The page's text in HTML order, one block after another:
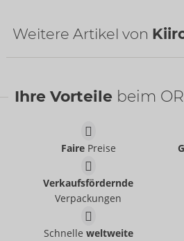
Weitere Artikel von
Feel Leigh Raven
Mouth
Ihre Vorteile beim
FairePreise
Verkaufsfördernde
Verpackungen
Schnelle weltweite